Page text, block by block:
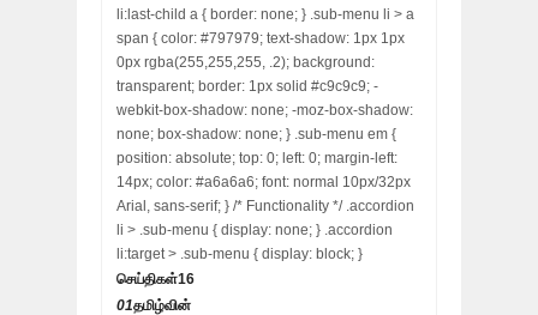
li:last-child a { border: none; } .sub-menu li > a
span { color: #797979; text-shadow: 1px 1px
0px rgba(255,255,255, .2); background:
transparent; border: 1px solid #c9c9c9; -
webkit-box-shadow: none; -moz-box-shadow:
none; box-shadow: none; } .sub-menu em {
position: absolute; top: 0; left: 0; margin-left:
14px; color: #a6a6a6; font: normal 10px/32px
Arial, sans-serif; } /* Functionality */ .accordion
li > .sub-menu { display: none; } .accordion
li:target > .sub-menu { display: block; }
செய்திகள்16
01தமிழ்வின்